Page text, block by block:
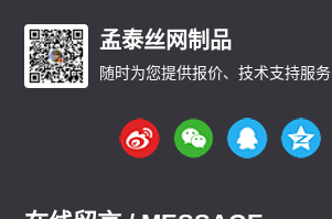
孟泰丝网制品
随时为您提供报价、技术支持服务